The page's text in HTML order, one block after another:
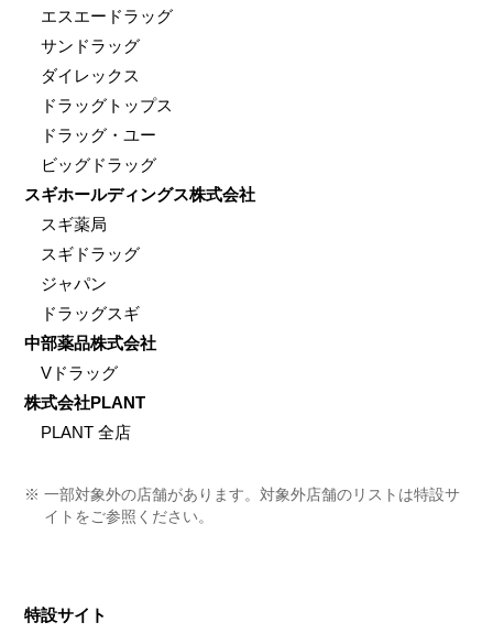
エスエードラッグ
サンドラッグ
ダイレックス
ドラッグトップス
ドラッグ・ユー
ビッグドラッグ
スギホールディングス株式会社
スギ薬局
スギドラッグ
ジャパン
ドラッグスギ
中部薬品株式会社
Vドラッグ
株式会社PLANT
PLANT 全店
一部対象外の店舗があります。対象外店舗のリストは特設サ
イトをご参照ください。
特設サイト